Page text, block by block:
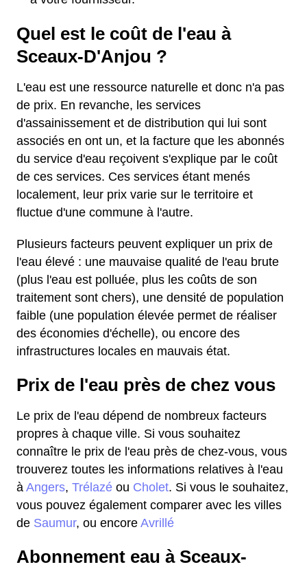
Quel est le coût de l'eau à
Sceaux-D'Anjou ?
L'eau est une ressource naturelle et donc n'a pas
de prix. En revanche, les services
d'assainissement et de distribution qui lui sont
associés en ont un, et la facture que les abonnés
du service d'eau reçoivent s'explique par le coût
de ces services. Ces services étant menés
localement, leur prix varie sur le territoire et
fluctue d'une commune à l'autre.
Plusieurs facteurs peuvent expliquer un prix de
l'eau élevé : une mauvaise qualité de l'eau brute
(plus l'eau est polluée, plus les coûts de son
traitement sont chers), une densité de population
faible (une population élevée permet de réaliser
des économies d'échelle), ou encore des
infrastructures locales en mauvais état.
Prix de l'eau près de chez vous
Le prix de l'eau dépend de nombreux facteurs
propres à chaque ville. Si vous souhaitez
connaître le prix de l'eau près de chez-vous, vous
trouverez toutes les informations relatives à l'eau
à Angers, Trélazé ou Cholet. Si vous le souhaitez,
vous pouvez également comparer avec les villes
de Saumur, ou encore Avrillé
Abonnement eau à Sceaux-